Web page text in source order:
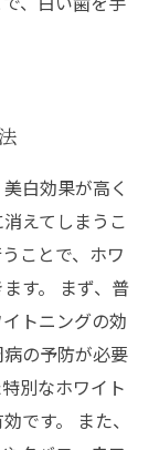
白効果が高く
えてしまうこ
ことで、ホワ
す。 まず、普
トニングの効
の予防が必要
別なホワイト
です。 また、